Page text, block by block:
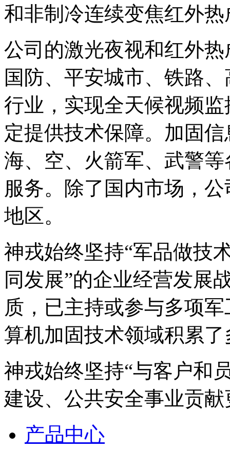
和非制冷连续变焦红外
公司的激光夜视和红外
国防、平安城市、铁路
行业，实现全天候视频
定提供技术保障。加固
海、空、火箭军、武警
服务。除了国内市场，
地区。
神戎始终坚持“军品做技
同发展”的企业经营发展
质，已主持或参与多项
算机加固技术领域积累
神戎始终坚持“与客户和
建设、公共安全事业贡
产品中心